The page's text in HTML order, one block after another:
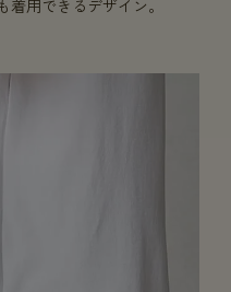
用できるデザイン。